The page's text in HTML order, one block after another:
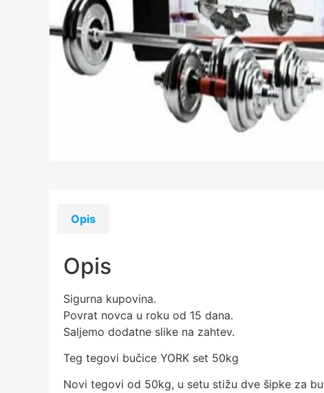
Opis
Opis
Sigurna kupovina.
Povrat novca u roku od 15 dana.
Saljemo dodatne slike na zahtev.
Teg tegovi bučice YORK set 50kg
Novi tegovi od 50kg, u setu stižu dve šipke za